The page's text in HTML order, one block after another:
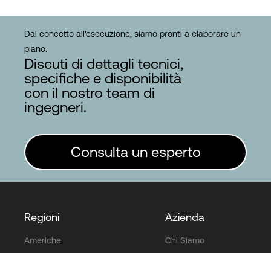
Dal concetto all'esecuzione, siamo pronti a elaborare un
piano.
Discuti di dettagli tecnici,
specifiche e disponibilità
con il nostro team di
ingegneri.
Consulta un esperto
Regioni
Americhe
Azienda
Chi Siamo